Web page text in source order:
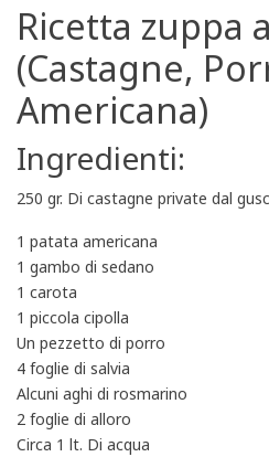
Ricetta zuppa
(Castagne,
Americana)
Ingredienti:
250 gr. Di castagne private dal
1 patata americana
1 gambo di sedano
1 carota
1 piccola cipolla
Un pezzetto di porro
4 foglie di salvia
Alcuni aghi di rosmarino
2 foglie di alloro
Circa 1 lt. Di acqua